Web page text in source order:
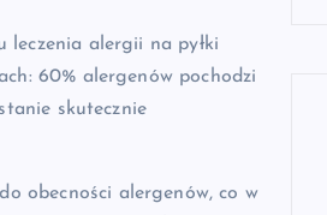
alergii na pyłki
60% alergenów pochodzi
skutecznie
obecności alergenów, co w